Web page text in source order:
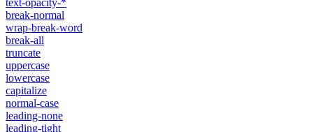
break-normal
wrap-break-word
break-all
truncate
uppercase
lowercase
capitalize
normal-case
leading-none
leading-tight